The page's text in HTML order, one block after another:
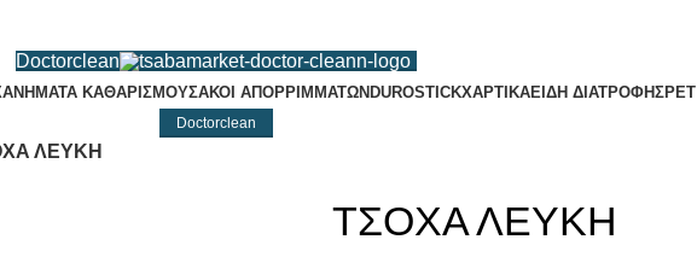
Doctorclean
ΚΑΘΑΡΙΣΜΟΥΣΑΚΟΙ ΑΠΟΡΡΙΜΜΑΤΩΝDUROSTICKΧΑΡΤΙΚΑΕΙΔΗ ΔΙΑΤΡΟΦΗΣPET
Doctorclean
ΛΕΥΚΗ
ΤΣΟΧΑ ΛΕΥΚΗ